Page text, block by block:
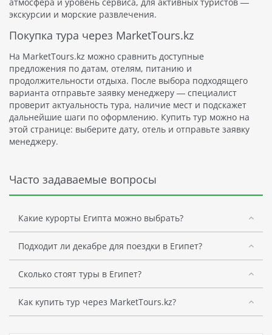
экскурсии и морские развлечения.
Покупка тура через MarketTours.kz
На MarketTours.kz можно сравнить доступные
предложения по датам, отелям, питанию и
продолжительности отдыха. После выбора подходящего
варианта отправьте заявку менеджеру — специалист
проверит актуальность тура, наличие мест и подскажет
дальнейшие шаги по оформлению. Купить тур можно на
этой странице: выберите дату, отель и отправьте заявку
менеджеру.
Часто задаваемые вопросы
Какие курорты Египта можно выбрать?
Подходит ли декабре для поездки в Египет?
Сколько стоят туры в Египет?
Как купить тур через MarketTours.kz?